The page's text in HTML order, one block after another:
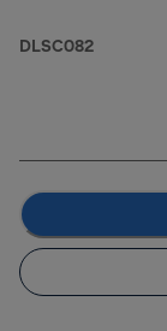
DLSC082